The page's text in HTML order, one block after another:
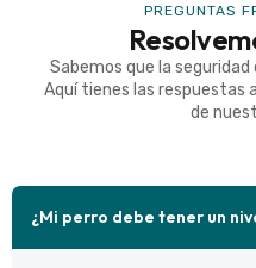
PREGUNTAS
Sabemos que la
Aquí tienes las respuestas
de
¿Mi perro debe tener un